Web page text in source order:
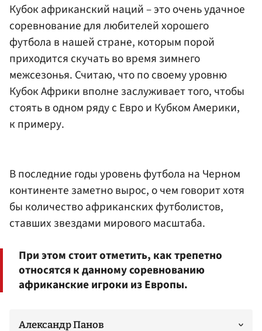
Кубок африканский наций – это очень удачное
соревнование для любителей хорошего
футбола в нашей стране, которым порой
приходится скучать во время зимнего
межсезонья. Считаю, что по своему уровню
Кубок Африки вполне заслуживает того, чтобы
стоять в одном ряду с Евро и Кубком Америки,
к примеру.
В последние годы уровень футбола на Черном
континенте заметно вырос, о чем говорит хотя
бы количество африканских футболистов,
ставших звездами мирового масштаба.
При этом стоит отметить, как трепетно
относятся к данному соревнованию
африканские игроки из Европы.
Александр Панов